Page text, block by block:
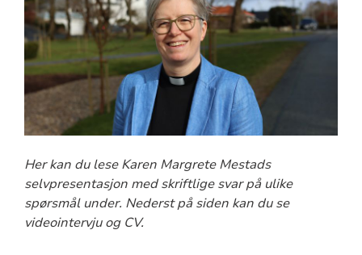
Her kan du lese Karen Margrete Mestads
selvpresentasjon med skriftlige svar på ulike
spørsmål under. Nederst på siden kan du se
videointervju og CV.